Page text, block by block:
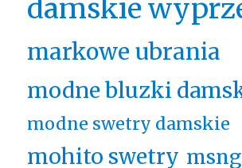
damskie
markowe ubrania
modne bluzki
modne swetry damskie
mohito swetry